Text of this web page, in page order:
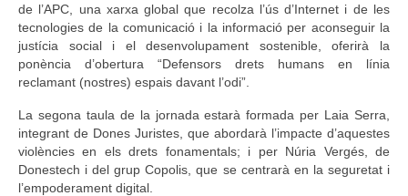
de l’APC, una xarxa global que recolza l’ús d’Internet i de les
tecnologies de la comunicació i la informació per aconseguir la
justícia social i el desenvolupament sostenible, oferirà la
ponència d’obertura “Defensors drets humans en línia
reclamant (nostres) espais davant l’odi”.
La segona taula de la jornada estarà formada per Laia Serra,
integrant de Dones Juristes, que abordarà l’impacte d’aquestes
violències en els drets fonamentals; i per Núria Vergés, de
Donestech i del grup Copolis, que se centrarà en la seguretat i
l’empoderament digital.